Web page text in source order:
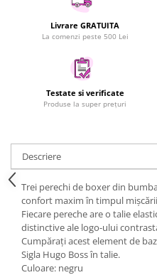
Accesorii si piese masini spalat
rufe si uscatoare
Accesorii si piese masini spalat
Aparate Frigorifice
Aparate Racire Aer
Aragaze si cuptoare cu
Electrocasnice pentru
Fiare de calcat si masini de
Ingrijire Locuinta
Purificatoare de aer
Fashion
Bijuterii
Ceasuri barbatesti
Livrare GRATUITA
La comenzi peste 500 Lei
Testate si verificate
Produse la super prețuri
Descriere
Trei perechi de boxer din
confort maxim în timpul
Fiecare pereche are o talie
distinctive ale logo-ului
Cumpărați acest element de
Sigla Hugo Boss în talie.
Culoare: negru